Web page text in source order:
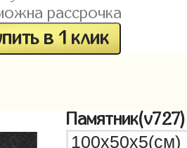
рассрочка
в 1 клик
Памятник(v727)